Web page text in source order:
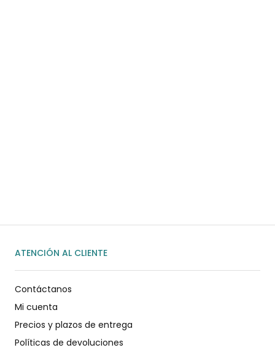
ATENCIÓN AL CLIENTE
Contáctanos
Mi cuenta
Precios y plazos de entrega
Políticas de devoluciones